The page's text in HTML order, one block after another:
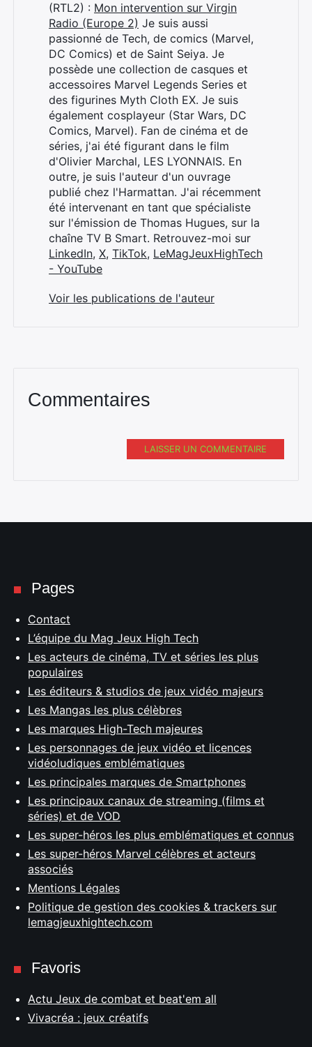
(RTL2) : Mon intervention sur Virgin
Radio (Europe 2) Je suis aussi
passionné de Tech, de comics (Marvel,
DC Comics) et de Saint Seiya. Je
possède une collection de casques et
accessoires Marvel Legends Series et
des figurines Myth Cloth EX. Je suis
également cosplayeur (Star Wars, DC
Comics, Marvel). Fan de cinéma et de
séries, j'ai été figurant dans le film
d'Olivier Marchal, LES LYONNAIS. En
outre, je suis l'auteur d'un ouvrage
publié chez l'Harmattan. J'ai récemment
été intervenant en tant que spécialiste
sur l'émission de Thomas Hugues, sur la
chaîne TV B Smart. Retrouvez-moi sur
LinkedIn, X, TikTok, LeMagJeuxHighTech
- YouTube
Voir les publications de l'auteur
Commentaires
LAISSER UN COMMENTAIRE
Pages
Contact
L’équipe du Mag Jeux High Tech
Les acteurs de cinéma, TV et séries les plus
populaires
Les éditeurs & studios de jeux vidéo majeurs
Les Mangas les plus célèbres
Les marques High-Tech majeures
Les personnages de jeux vidéo et licences
vidéoludiques emblématiques
Les principales marques de Smartphones
Les principaux canaux de streaming (films et
séries) et de VOD
Les super-héros les plus emblématiques et connus
Les super-héros Marvel célèbres et acteurs
associés
Mentions Légales
Politique de gestion des cookies & trackers sur
lemagjeuxhightech.com
Favoris
Actu Jeux de combat et beat'em all
Vivacréa : jeux créatifs